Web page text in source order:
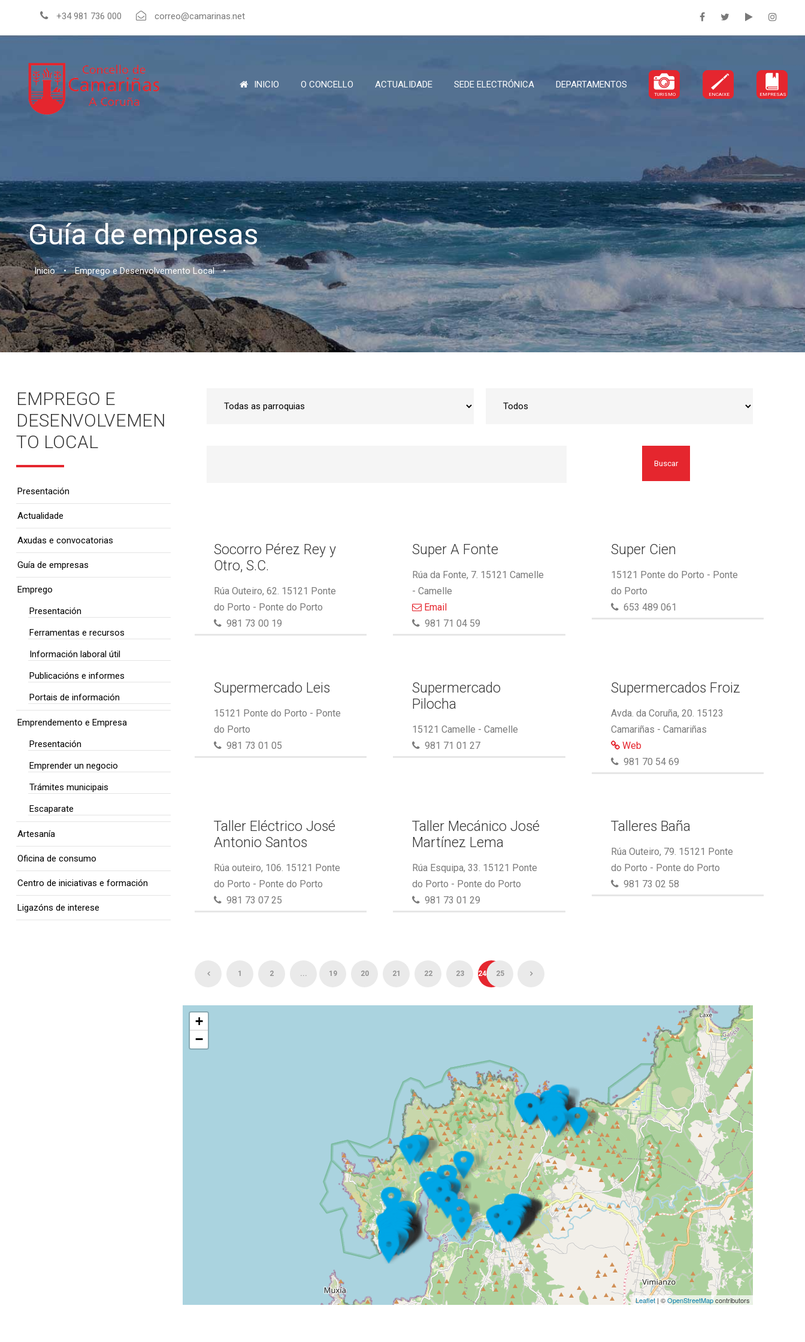
+34 981 736 000 correo@camarinas.net
INICIO O CONCELLO ACTUALIDADE SEDE ELECTRÓNICA DEPARTAMENTOS
TURISMO ENCAIXE EMPRESAS
Guía de empresas
Inicio • Emprego e Desenvolvemento Local •
Buscar
Socorro Pérez Rey y
Otro, S.C.
Rúa Outeiro, 62. 15121 Ponte
do Porto - Ponte do Porto
981 73 00 19
Super A Fonte
Rúa da Fonte, 7. 15121 Camelle
- Camelle
Email
981 71 04 59
Super Cien
15121 Ponte do Porto - Ponte
do Porto
653 489 061
Supermercado Leis
15121 Ponte do Porto - Ponte
do Porto
981 73 01 05
Supermercado
Pilocha
15121 Camelle - Camelle
981 71 01 27
Supermercados Froiz
Avda. da Coruña, 20. 15123
Camariñas - Camariñas
Web
981 70 54 69
Taller Eléctrico José
Antonio Santos
Rúa outeiro, 106. 15121 Ponte
do Porto - Ponte do Porto
981 73 07 25
Taller Mecánico José
Martínez Lema
Rúa Esquipa, 33. 15121 Ponte
do Porto - Ponte do Porto
981 73 01 29
Talleres Baña
Rúa Outeiro, 79. 15121 Ponte
do Porto - Ponte do Porto
981 73 02 58
1 2 ... 19 20 21 22 23 24 25
+
−
Leaflet | ©OpenStreetMapcontributors
EMPREGO E
DESENVOLVEMEN
TO LOCAL
Presentación
Actualidade
Axudas e convocatorias
Guía de empresas
Emprego
Presentación
Ferramentas e recursos
Información laboral útil
Publicacións e informes
Portais de información
Emprendemento e Empresa
Presentación
Emprender un negocio
Trámites municipais
Escaparate
Artesanía
Oficina de consumo
Centro de iniciativas e formación
Ligazóns de interese